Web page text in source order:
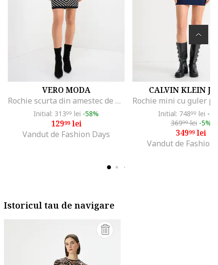
VERO MODA
Rochie scurta din amestec de modal, Alb fildes/Negru
Initial: 31399 lei -58%
12999lei
Vandut de Fashion Days
CALVIN KLEIN
Initial: 74899 lei -
36999lei -5%
34999lei
Vandut de Fashion
Istoricul tau de navigare